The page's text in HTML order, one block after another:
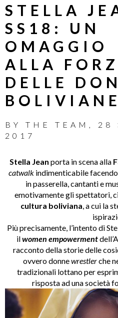
STELLA
SS18: UN
OMAGGIO
ALLA
DELLE
BOLIVIANE
BY THE TEAM
28
2017
Stella Jean porta in scena alla
catwalkindimenticabile facendo
in passerella, cantanti e
emotivamente gli spettatori,
cultura boliviana , a cui la
Più precisamente, l’intento di
ilwomen empowerment
racconto della storie delle
ovvero donnewrestlerche
tradizionali lottano per
risposta ad una società